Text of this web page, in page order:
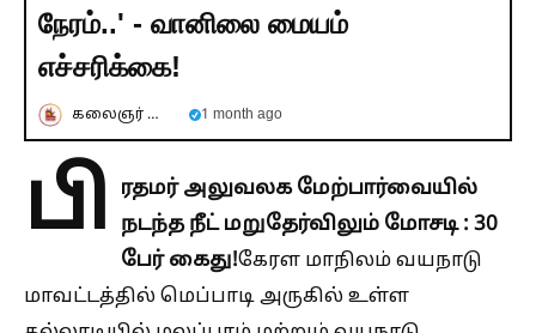
நேரம்..' - வானிலை மையம்
எச்சரிக்கை!
கலைஞர் செய்திகள் 1 month ago
பி
ரதமர் அலுவலக மேற்பார்வையில்
நடந்த நீட் மறுதேர்விலும் மோசடி : 30
பேர் கைது!கேரள மாநிலம் வயநாடு
மாவட்டத்தில் மெப்பாடி அருகில் உள்ள